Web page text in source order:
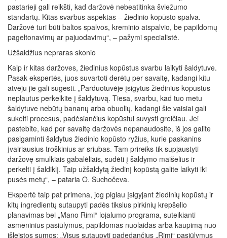
pastarieji gali reikšti, kad daržovė nebeatitinka šviežumo
standartų. Kitas svarbus aspektas – žiedinio kopūsto spalva.
Daržovė turi būti baltos spalvos, kreminio atspalvio, be papildomų
pageltonavimų ar pajuodavimų“, – pažymi specialistė.
Užšaldžius nepraras skonio
Kaip ir kitas daržoves, žiedinius kopūstus svarbu laikyti šaldytuve.
Pasak ekspertės, juos suvartoti derėtų per savaitę, kadangi kitu
atveju jie gali sugesti. „Parduotuvėje įsigytus žiedinius kopūstus
neplautus perkelkite į šaldytuvą. Tiesa, svarbu, kad tuo metu
šaldytuve nebūtų bananų arba obuolių, kadangi šie vaisiai gali
sukelti procesus, padėsiančius kopūstui suvysti greičiau. Jei
pastebite, kad per savaitę daržovės nepanaudosite, iš jos galite
pasigaminti šaldytus žiedinio kopūsto ryžius, kurie paskanins
įvairiausius troškinius ar sriubas. Tam prireiks tik supjaustyti
daržovę smulkiais gabalėliais, sudėti į šaldymo maišelius ir
perkelti į šaldiklį. Taip užšaldytą žiedinį kopūstą galite laikyti iki
pusės metų“, – pataria O. Suchočeva.
Ekspertė taip pat primena, jog pigiau įsigyjant žiedinių kopūstų ir
kitų ingredientų sutaupyti padės tikslus pirkinių krepšelio
planavimas bei „Mano Rimi“ lojalumo programa, suteikianti
asmeninius pasiūlymus, papildomas nuolaidas arba kaupimą nuo
išleistos sumos: „Visus sutaupyti padedančius „Rimi“ pasiūlymus